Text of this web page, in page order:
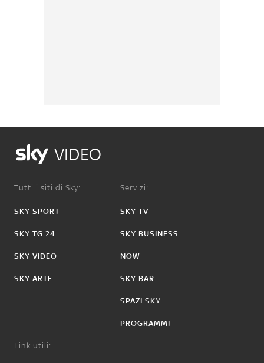
VIDEO
Tutti i siti di Sky:
SKY SPORT
SKY TG 24
SKY VIDEO
SKY ARTE
Servizi:
SKY TV
SKY BUSINESS
NOW
SKY BAR
SPAZI SKY
PROGRAMMI
Link utili: